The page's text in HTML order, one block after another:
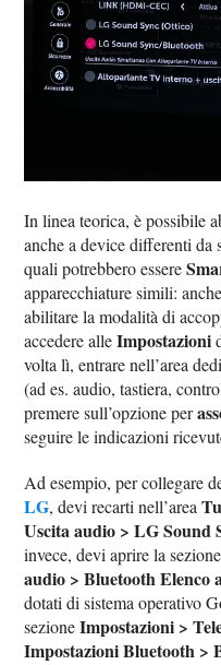
In linea teorica, è possibile
anche a device differenti da
quali potrebbero essere
apparecchiature simili:
abilitare la modalità di
accedere alleImpostazioni
volta lì, entrare nell’area
(ad es. audio, tastiera,
premere sull’opzione per
seguire le indicazioni
Ad esempio, per collegare
LG, devi recarti nell’area
Uscita audio > LG Sound
invece, devi aprire la
audio > Bluetooth Elenco
dotati di sistema operativo
sezioneImpostazioni >
Impostazioni Bluetooth >